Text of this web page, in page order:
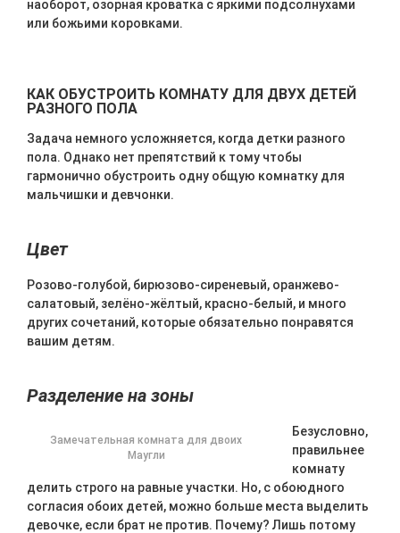
наоборот, озорная кроватка с яркими подсолнухами
или божьими коровками.
КАК ОБУСТРОИТЬ КОМНАТУ ДЛЯ ДВУХ ДЕТЕЙ
РАЗНОГО ПОЛА
Задача немного усложняется, когда детки разного
пола. Однако нет препятствий к тому чтобы
гармонично обустроить одну общую комнатку для
мальчишки и девчонки.
Цвет
Розово-голубой, бирюзово-сиреневый, оранжево-
салатовый, зелёно-жёлтый, красно-белый, и много
других сочетаний, которые обязательно понравятся
вашим детям.
Разделение на зоны
Замечательная комната для двоих
Маугли
Безусловно,
правильнее
комнату
делить строго на равные участки. Но, с обоюдного
согласия обоих детей, можно больше места выделить
девочке, если брат не против. Почему? Лишь потому